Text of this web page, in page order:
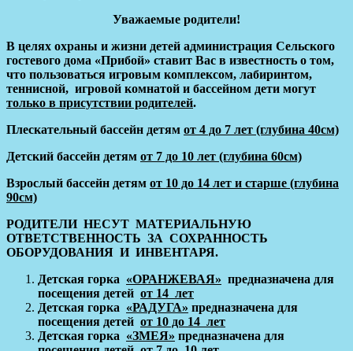
Уважаемые родители!
В целях охраны и жизни детей администрация Сельского
гостевого дома «Прибой» ставит Вас в известность о том,
что пользоваться игровым комплексом, лабиринтом,
теннисной, игровой комнатой и бассейном дети могут
только в присутствии родителей.
Плескательный бассейн детям от 4 до 7 лет (глубина 40см)
Детский бассейн детям от 7 до 10 лет (глубина 60см)
Взрослый бассейн детям от 10 до 14 лет и старше (глубина
90см)
РОДИТЕЛИ НЕСУТ МАТЕРИАЛЬНУЮ
ОТВЕТСТВЕННОСТЬ ЗА СОХРАННОСТЬ
ОБОРУДОВАНИЯ И ИНВЕНТАРЯ.
Детская горка «ОРАНЖЕВАЯ» предназначена для
посещения детей от 14 лет
Детская горка «РАДУГА» предназначена для
посещения детей от 10 до 14 лет
Детская горка «ЗМЕЯ» предназначена для